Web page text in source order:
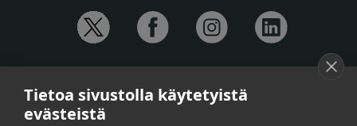
Anna-Mari Jaanu, kehittämispäällikkö,
puh. +358 50 572 4620
Tietoa sivustolla käytetyistä
evästeistä